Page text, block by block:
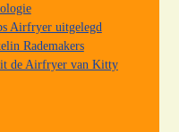
Airfryer uitgelegd
Rademakers
de Airfryer van Kitty